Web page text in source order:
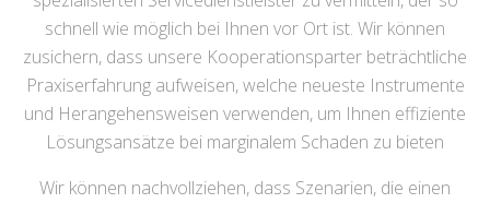
schnell wie möglich bei Ihnen vor Ort ist. Wir können
zusichern, dass unsere Kooperationsparter beträchtliche
Praxiserfahrung aufweisen, welche neueste Instrumente
und Herangehensweisen verwenden, um Ihnen effiziente
Lösungsansätze bei marginalem Schaden zu bieten
Wir können nachvollziehen, dass Szenarien, die einen